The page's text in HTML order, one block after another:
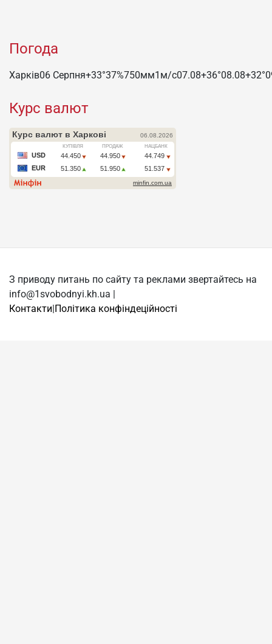
Погода
Харків06 Серпня+33°37%750мм1 м/c07.08+36°08.08+32°
Курс валют
З приводу питань по сайту та реклами звертайтесь на
info@1svobodnyi.kh.ua |
Контакти|Політика конфіндеційності